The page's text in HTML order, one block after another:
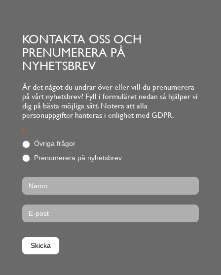
KONTAKTA OSS OCH
PRENUMERERA PÅ
NYHETSBREV
Är det något du undrar över eller vill du prenumerera
på vårt nyhetsbrev? Fyll i formuläret nedan så hjälper vi
dig på bästa möjliga sätt. Notera att alla
personuppgifter hanteras i enlighet med GDPR.
Footerform
*
Övriga frågor
Prenumerera på nyhetsbrev
Skicka
O
m
d
u
r
ä
n
g